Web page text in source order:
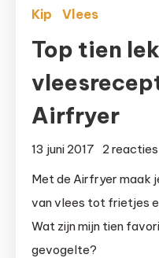
Kip
Vlees
Top tien
Airfryer
13 juni 2017 2 reacties
Met de Airfryer maak
van vlees tot frietjes
Wat zijn mijn tien
gevogelte?